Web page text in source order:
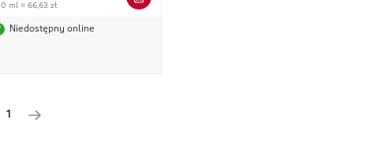
ml = 66,63 zł
Niedostępny online
1